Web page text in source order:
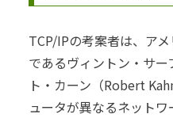
TCP/IPの考案者は、ア
であるヴィントン・サ
ト・カーン（Robert
ュータが異なるネット